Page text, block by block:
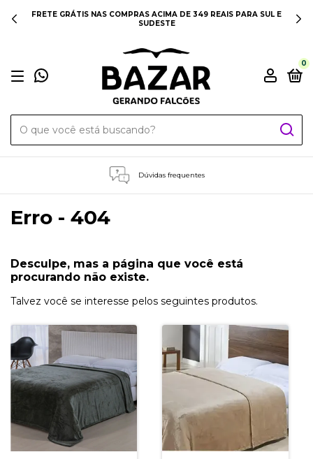
FRETE GRÁTIS NAS COMPRAS ACIMA DE 349 REAIS PARA SUL E
SUDESTE
0
Dúvidas frequentes
Erro - 404
Desculpe, mas a página que você está
procurando não existe.
Talvez você se interesse pelos seguintes produtos.